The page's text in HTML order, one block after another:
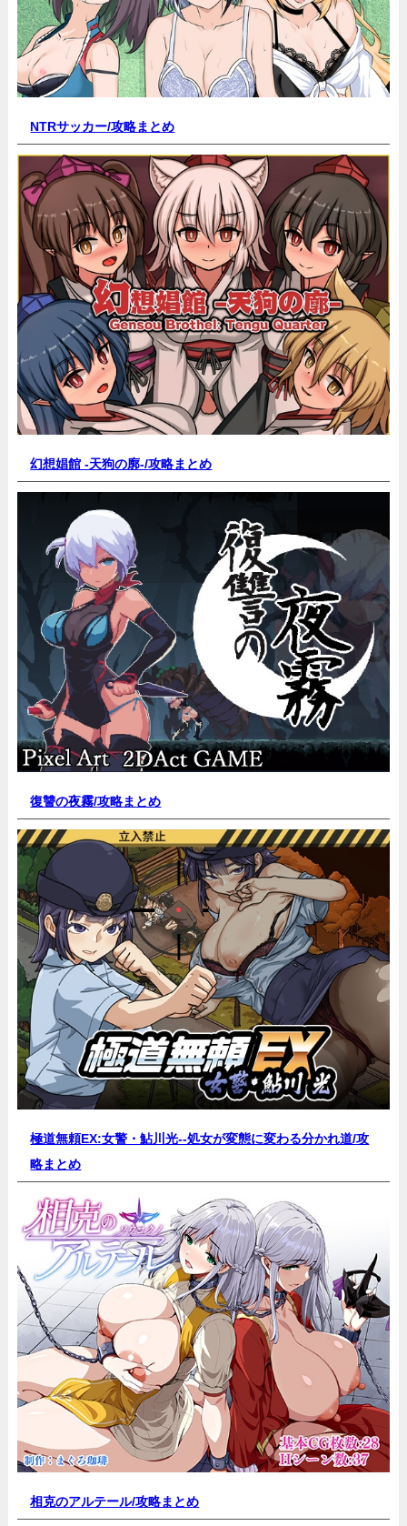
NTRサッカー/攻略まとめ
幻想娼館 -天狗の廓-/攻略まとめ
復讐の夜霧/攻略まとめ
極道無頼EX:女警・鮎川光--処女が変態に変わる分かれ道/攻
略まとめ
相克のアルテール/攻略まとめ